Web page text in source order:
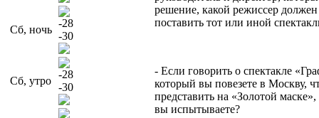
Сб, ночь
-28
-30
Сб, утро
-28
-30
решение, какой режиссер
поставить тот или иной
- Если говорить о спектакле
который вы повезете в Москву,
представить на «Золотой маске»,
вы испытываете?